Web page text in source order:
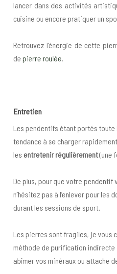
lancer dans des activités
cuisine ou encore pratiquer un
Retrouvez l’énergie de cette
de pierre roulée.
Entretien
Les pendentifs étant portés toute
tendance à se charger
les entretenir régulièrement(une
De plus, pour que votre pendentif
n’hésitez pas à l’enlever pour les
durant les sessions de sport.
Les pierres sont fragiles, je vous
méthode de purification indirecte
abîmer vos minéraux ou attache